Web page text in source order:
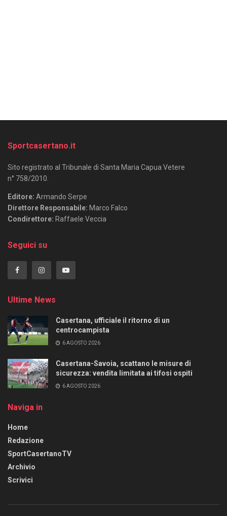
Sportcasertano.it
Sito registrato al Tribunale di Santa Maria Capua Vetere
n° 758/2010.
Editore: Armando Serpe
Direttore Responsabile: Marco Falco
Condirettore: Raffaele Veccia
Seguici su
Ultime News
Casertana, ufficiale il ritorno di un
centrocampista
6 AGOSTO 2026
Casertana-Savoia, scattano le misure di
sicurezza: vendita limitata ai tifosi ospiti
6 AGOSTO 2026
Naviga in
Home
Redazione
SportCasertanoTV
Archivio
Scrivici